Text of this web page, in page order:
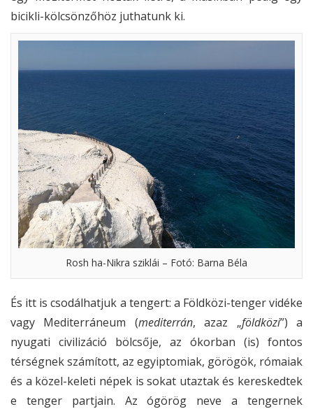
bicikli-kölcsönzőhöz juthatunk ki.
Rosh ha-Nikra sziklái – Fotó: Barna Béla
És itt is csodálhatjuk a tengert: a Földközi-tenger vidéke
vagy Mediterráneum (mediterrán, azaz „földközi”) a
nyugati civilizáció bölcsője, az ókorban (is) fontos
térségnek számított, az egyiptomiak, görögök, rómaiak
és a közel-keleti népek is sokat utaztak és kereskedtek
e tenger partjain. Az ógörög neve a tengernek